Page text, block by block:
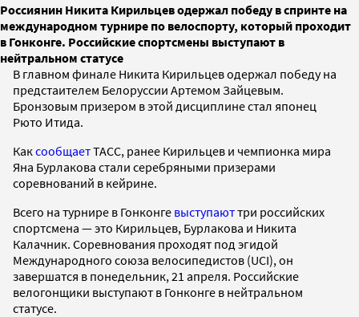
Россиянин Никита Кирильцев одержал победу в спринте на
международном турнире по велоспорту, который проходит
в Гонконге. Российские спортсмены выступают в
нейтральном статусе
В главном финале Никита Кирильцев одержал победу на
предстаителем Белоруссии Артемом Зайцевым.
Бронзовым призером в этой дисциплине стал японец
Рюто Итида.
КаксообщаетТАСС, ранее Кирильцев и чемпионка мира
Яна Бурлакова стали серебряными призерами
соревнований в кейрине.
Всего на турнире в Гонконге выступаюттри российских
спортсмена — это Кирильцев, Бурлакова и Никита
Калачник. Соревнования проходят под эгидой
Международного союза велосипедистов (UCI), он
завершатся в понедельник, 21 апреля. Российские
велогонщики выступают в Гонконге в нейтральном
статусе.